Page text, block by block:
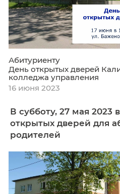
День открытых
их родителей